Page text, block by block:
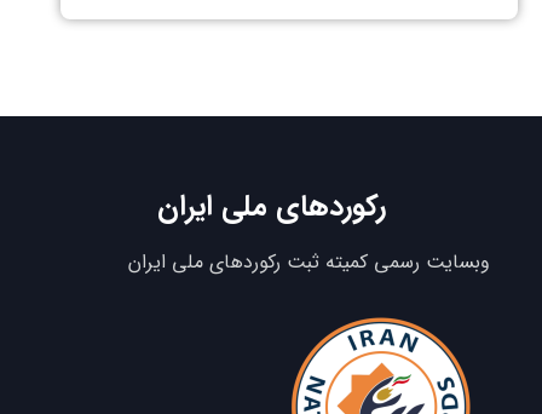
رکوردهای ملی ایران
وبسایت رسمی کمیته ثبت رکوردهای ملی ایران